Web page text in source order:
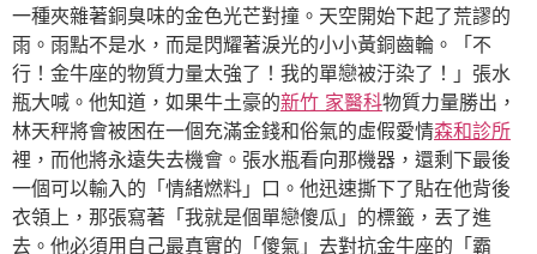
一種夾雜著銅臭味的金色光芒對撞。天空開始下起了荒謬的
雨。雨點不是水，而是閃耀著淚光的小小黃銅齒輪。「不
行！金牛座的物質力量太強了！我的單戀被汙染了！」張水
瓶大喊。他知道，如果牛土豪的新竹 家醫科物質力量勝出，
林天秤將會被困在一個充滿金錢和俗氣的虛假愛情森和診所
裡，而他將永遠失去機會。張水瓶看向那機器，還剩下最後
一個可以輸入的「情緒燃料」口。他迅速撕下了貼在他背後
衣領上，那張寫著「我就是個單戀傻瓜」的標籤，丟了進
去。他必須用自己最真實的「傻氣」去對抗金牛座的「霸